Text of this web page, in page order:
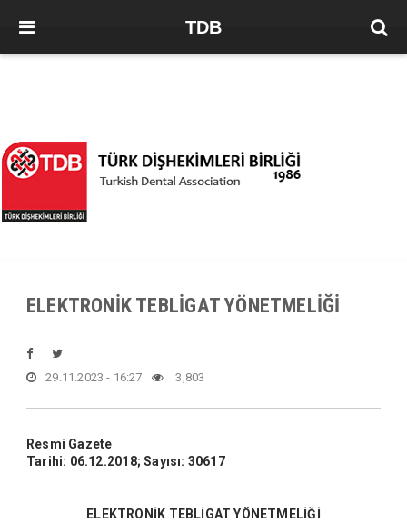
TDB
ELEKTRONİK TEBLİGAT YÖNETMELİĞİ
29.11.2023 - 16:27 3,803
Resmi Gazete
Tarihi: 06.12.2018; Sayısı: 30617
ELEKTRONİK TEBLİGAT YÖNETMELİĞİ